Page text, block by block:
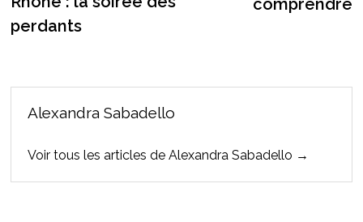
perdants
comprendre
Alexandra Sabadello
Voir tous les articles de Alexandra Sabadello →